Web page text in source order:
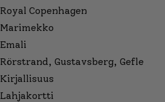
Royal Copenhagen
Marimekko
Emali
Rörstrand, Gustavsberg, Gefle
Kirjallisuus
Lahjakortti